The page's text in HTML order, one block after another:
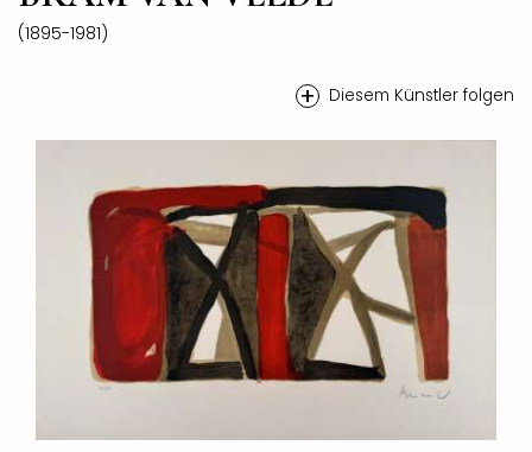
(1895-1981)
+ Diesem Künstler folgen